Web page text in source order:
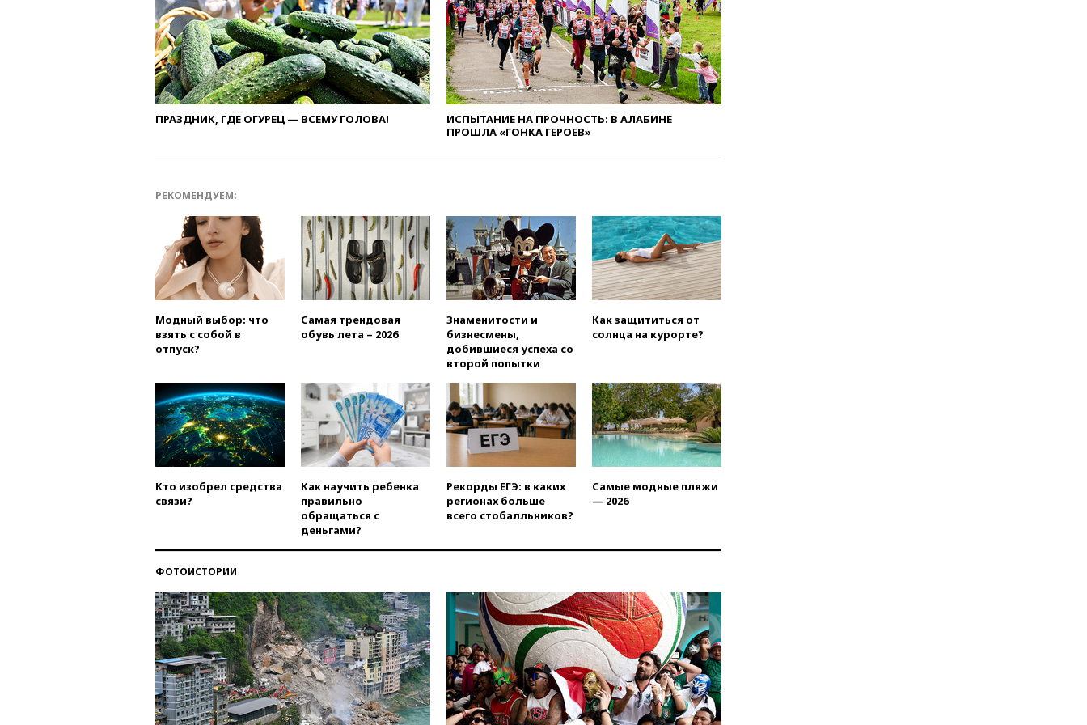
08:51Осужденный в России
американец Гилман
находится при смерти
08:22В Екатеринбурге
атакован склад Wildberries
07:52В Таиланде ученик
устроил стрельбу в школе:
есть жертвы
07:00Лесной пожар в 30
06:00
Суд обязал Meta
выплатить $567 млн по делу о
вреде психическому
здоровью детей
05:51
Трамп подписал указ
против «родильного туризма»
Суд взыскал почти 5 млн
рублей в пользу семьи
мальчика
03:00
МИД РФ: попытки Запада
рассорить Россию и Казахстан
обречены на провал
Ни один водоем Англии
химической безопасности
01:00
ракетах и системах Patriot
арсенала США
вчера, 23:28Слуцкий призвал
признать «Яблоко»
нежелательной организацией
вчера, 23:15В Смоленске
ребенок и женщина погибли
при падении деревьев во
ПРАЗДНИК, ГДЕ ОГУРЕЦ — ВСЕМУ ГОЛОВА!
ИСПЫТАНИЕ НА ПРОЧНОСТЬ: В АЛАБИНЕ
ПРОШЛА «ГОНКА ГЕРОЕВ»
РЕКОМЕНДУЕМ:
Модный выбор: что
взять с собой в
отпуск?
Самая трендовая
обувь лета – 2026
Знаменитости и
бизнесмены,
добившиеся успеха со
второй попытки
Как защититься от
солнца на курорте?
Кто изобрел средства
связи?
Как научить ребенка
правильно
обращаться с
деньгами?
Рекорды ЕГЭ: в каких
регионах больше
всего стобалльников?
Самые модные пляжи
— 2026
ФОТОИСТОРИИ